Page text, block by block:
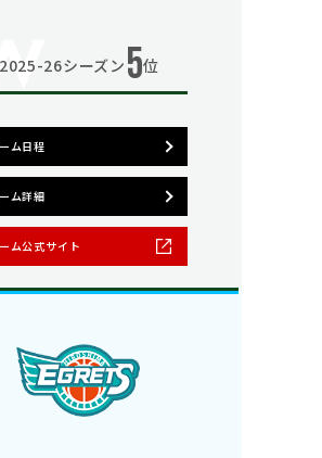
2025-26シーズン 5位
ム日程
ム詳細
ム公式サイト